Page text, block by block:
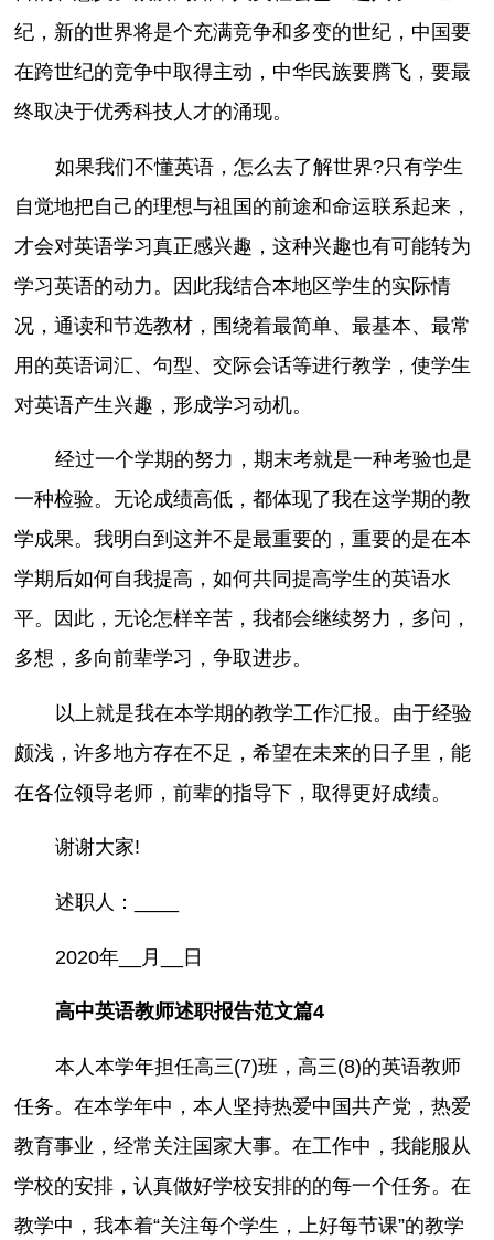
纪，新的世界将是个充满竞争和多变的世纪，中国要
在跨世纪的竞争中取得主动，中华民族要腾飞，要最
终取决于优秀科技人才的涌现。
如果我们不懂英语，怎么去了解世界?只有学生
自觉地把自己的理想与祖国的前途和命运联系起来，
才会对英语学习真正感兴趣，这种兴趣也有可能转为
学习英语的动力。因此我结合本地区学生的实际情
况，通读和节选教材，围绕着最简单、最基本、最常
用的英语词汇、句型、交际会话等进行教学，使学生
对英语产生兴趣，形成学习动机。
经过一个学期的努力，期末考就是一种考验也是
一种检验。无论成绩高低，都体现了我在这学期的教
学成果。我明白到这并不是最重要的，重要的是在本
学期后如何自我提高，如何共同提高学生的英语水
平。因此，无论怎样辛苦，我都会继续努力，多问，
多想，多向前辈学习，争取进步。
以上就是我在本学期的教学工作汇报。由于经验
颇浅，许多地方存在不足，希望在未来的日子里，能
在各位领导老师，前辈的指导下，取得更好成绩。
谢谢大家!
述职人：____
2020年__月__日
高中英语教师述职报告范文篇4
本人本学年担任高三(7)班，高三(8)的英语教师
任务。在本学年中，本人坚持热爱中国共产党，热爱
教育事业，经常关注国家大事。在工作中，我能服从
学校的安排，认真做好学校安排的的每一个任务。在
教学中，我本着“关注每个学生，上好每节课”的教学